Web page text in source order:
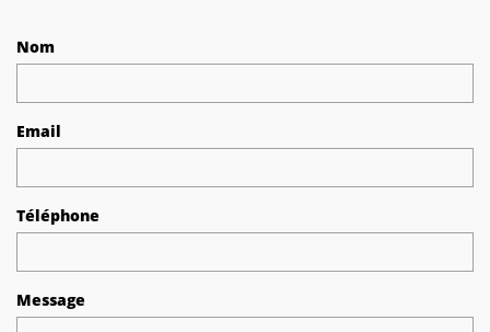
Nom
Email
Téléphone
Message